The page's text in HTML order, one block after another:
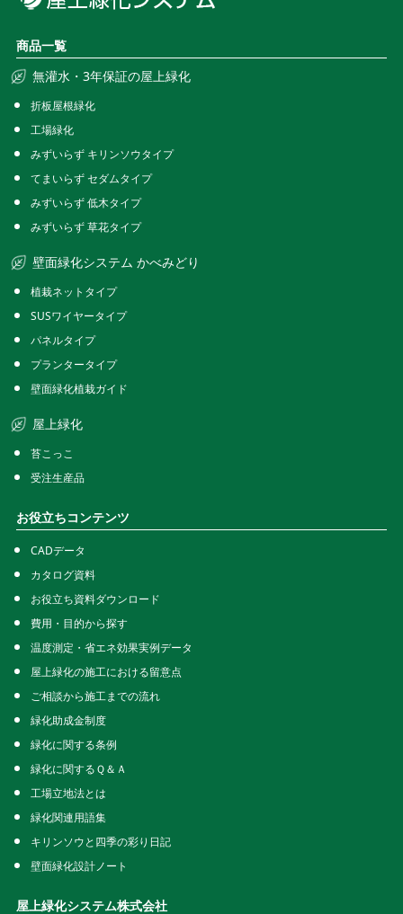
商品一覧
無灌水・3年保証の屋上緑化
折板屋根緑化
工場緑化
みずいらず キリンソウタイプ
てまいらず セダムタイプ
みずいらず 低木タイプ
みずいらず 草花タイプ
壁面緑化システム かべみどり
植栽ネットタイプ
SUSワイヤータイプ
パネルタイプ
プランタータイプ
壁面緑化植栽ガイド
屋上緑化
苔こっこ
受注生産品
お役立ちコンテンツ
CADデータ
カタログ資料
お役立ち資料ダウンロード
費用・目的から探す
温度測定・省エネ効果実例データ
屋上緑化の施工における留意点
ご相談から施工までの流れ
緑化助成金制度
緑化に関する条例
緑化に関するＱ＆Ａ
工場立地法とは
緑化関連用語集
キリンソウと四季の彩り日記
壁面緑化設計ノート
屋上緑化システム株式会社